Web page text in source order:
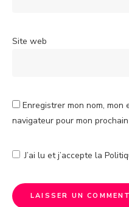
Site web
Enregistrer mon nom,
navigateur pour mon
J’ai lu et j’accepte la